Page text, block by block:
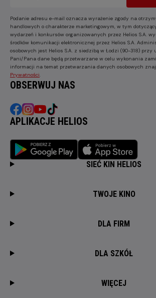
Podanie adresu e-mail oznacza wyrażenie zgody na
handlowych o charakterze marketingowym, w tym
wydarzeń i konkursów organizowanych przez Helios S.A.
środków komunikacji elektronicznej przez Helios S.A.
osobowych jest Helios S.A. z siedzibą w Łodzi (90-318) przy
Pani/Pana dane będą przetwarzane w celu wykonania
informacji na temat przetwarzania danych osobowych
Prywatności
OBSERWUJ NAS
APLIKACJE HELIOS
SIEĆ KIN HELIOS
TWOJE KINO
DLA FIRM
DLA SZKÓŁ
WIĘCEJ